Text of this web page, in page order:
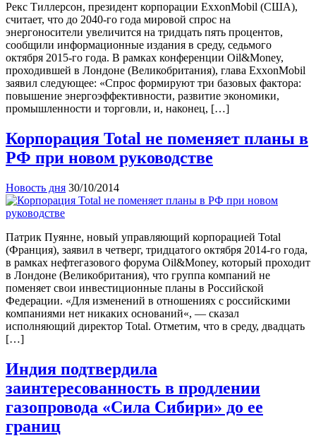
Рекс Тиллерсон, президент корпорации ExxonMobil (США),
считает, что до 2040-го года мировой спрос на
энергоносители увеличится на тридцать пять процентов,
сообщили информационные издания в среду, седьмого
октября 2015-го года. В рамках конференции Oil&Money,
проходившей в Лондоне (Великобритания), глава ExxonMobil
заявил следующее: «Спрос формируют три базовых фактора:
повышение энергоэффективности, развитие экономики,
промышленности и торговли, и, наконец, […]
Корпорация Total не поменяет планы в
РФ при новом руководстве
Новость дня 30/10/2014
Патрик Пуянне, новый управляющий корпорацией Total
(Франция), заявил в четверг, тридцатого октября 2014-го года,
в рамках нефтегазового форума Oil&Money, который проходит
в Лондоне (Великобритания), что группа компаний не
поменяет свои инвестиционные планы в Российской
Федерации. «Для изменений в отношениях с российскими
компаниями нет никаких оснований«, — сказал
исполняющий директор Total. Отметим, что в среду, двадцать
[…]
Индия подтвердила
заинтересованность в продлении
газопровода «Сила Сибири» до ее
границ